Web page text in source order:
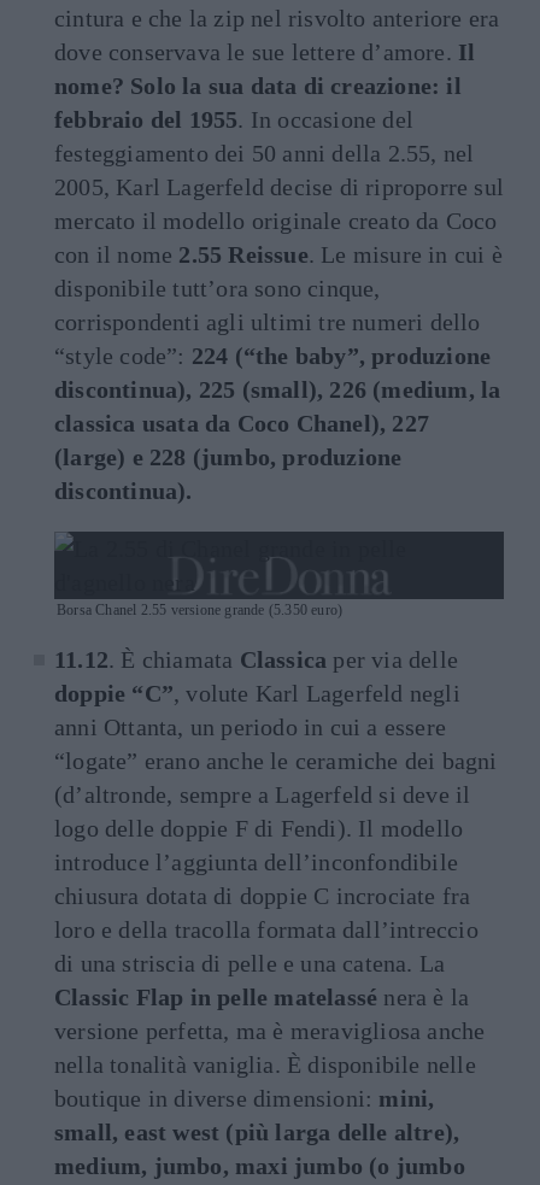
cintura e che la zip nel risvolto anteriore era
dove conservava le sue lettere d’amore. Il
nome? Solo la sua data di creazione: il
febbraio del 1955. In occasione del
festeggiamento dei 50 anni della 2.55, nel
2005, Karl Lagerfeld decise di riproporre sul
mercato il modello originale creato da Coco
con il nome 2.55 Reissue. Le misure in cui è
disponibile tutt’ora sono cinque,
corrispondenti agli ultimi tre numeri dello
“style code”: 224 (“the baby”, produzione
discontinua), 225 (small), 226 (medium, la
classica usata da Coco Chanel), 227
(large) e 228 (jumbo, produzione
discontinua).
Borsa Chanel 2.55 versione grande (5.350 euro)
11.12. È chiamata Classica per via delle
doppie “C”, volute Karl Lagerfeld negli
anni Ottanta, un periodo in cui a essere
“logate” erano anche le ceramiche dei bagni
(d’altronde, sempre a Lagerfeld si deve il
logo delle doppie F di Fendi). Il modello
introduce l’aggiunta dell’inconfondibile
chiusura dotata di doppie C incrociate fra
loro e della tracolla formata dall’intreccio
di una striscia di pelle e una catena. La
Classic Flap in pelle matelassé nera è la
versione perfetta, ma è meravigliosa anche
nella tonalità vaniglia. È disponibile nelle
boutique in diverse dimensioni: mini,
small, east west (più larga delle altre),
medium, jumbo, maxi jumbo (o jumbo